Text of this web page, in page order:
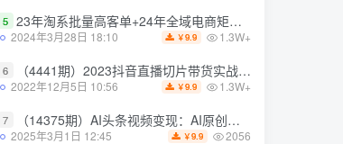
5 23年淘系批量高客单+24年全域电商矩阵，批量高客单线上课（109节课）
2024年3月28日 18:10 ￥9.9 1.3W+
6 （4441期）2023抖音直播切片带货实战，0基础+零资源+零经验 月入10W+借力IP实现躺赚
2022年12月5日 10:56 ￥9.9 1.3W+
7 （14375期）AI头条视频变现：AI原创搬运玩法，无需剪辑，多平台发布，单号日入30-300
2025年3月1日 12:45 ￥9.9 2056
5 23年淘系批量高客单+24年全域电商矩阵，批量高客单线上课（109节课）
2024年3月28日 18:10 ￥9.9 1.3W+
6 （4441期）2023抖音直播切片带货实战，0基础+零资源+零经验 月入10W+借力IP实现躺赚
2022年12月5日 10:56 ￥9.9 1.3W+
7 （14375期）AI头条视频变现：AI原创搬运玩法，无需剪辑，多平台发布，单号日入30-300
2025年3月1日 12:45 ￥9.9 2056